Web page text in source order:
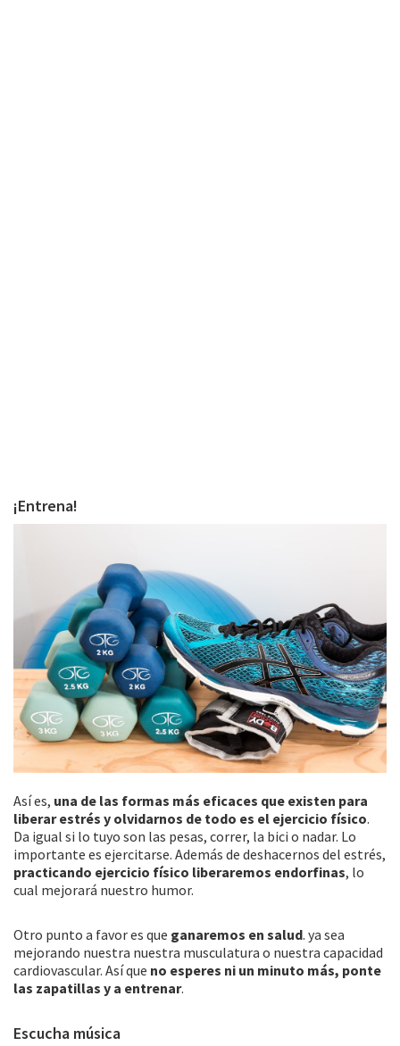
¡Entrena!
Así es, una de las formas más eficaces que existen para
liberar estrés y olvidarnos de todo es el ejercicio físico.
Da igual si lo tuyo son las pesas, correr, la bici o nadar. Lo
importante es ejercitarse. Además de deshacernos del estrés,
practicando ejercicio físico liberaremos endorfinas, lo
cual mejorará nuestro humor.
Otro punto a favor es que ganaremos en salud. ya sea
mejorando nuestra nuestra musculatura o nuestra capacidad
cardiovascular. Así que no esperes ni un minuto más, ponte
las zapatillas y a entrenar.
Escucha música